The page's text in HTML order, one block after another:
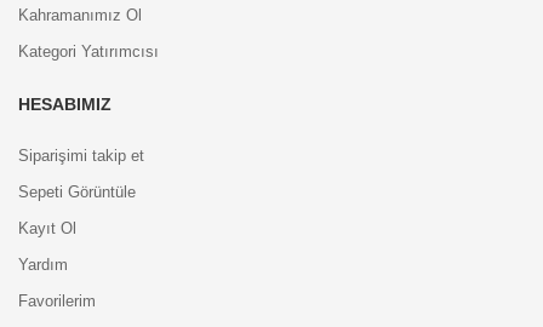
Kahramanımız Ol
Kategori Yatırımcısı
HESABIMIZ
Siparişimi takip et
Sepeti Görüntüle
Kayıt Ol
Yardım
Favorilerim